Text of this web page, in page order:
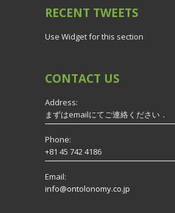
RECENT TWEETS
Use Widget for this section
CONTACT US
Address:
まずはemailにてご連絡ください．
Phone:
+81 45 742 4186
Email:
info@ontolonomy.co.jp